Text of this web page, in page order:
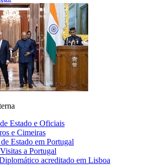
Estado e Oficiais
e Cimeiras
Estado em Portugal
a Portugal
acreditado em Lisboa